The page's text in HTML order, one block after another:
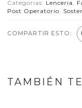
Categorías: Lenceria ,
Post Operatorio,
COMPARTIR ESTO:
TAMBIÉN